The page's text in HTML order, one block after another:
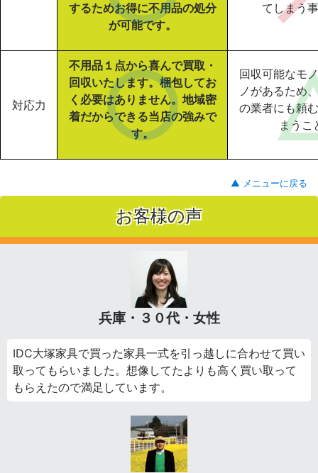
するためお得に不用品の処分
が可能です。
てしまう
対応力
不用品１点から喜んで買取・
回収いたします。梱包してお
く必要はありません。地域密
着だからできる当店の強みで
す。
回収可能なモ
ノがあるため
の業者にも頼
まうこ
▲ メニューに戻る
お客様の声
兵庫・３０代・女性
IDC大塚家具で買った家具一式を引っ越しに合わせて買い
取ってもらいました。想像してたよりも高く買い取って
もらえたので満足しています。